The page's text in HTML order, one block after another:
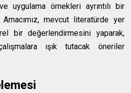
uygulama örnekleri ayrıntılı bir
mevcut literatürde yer
bir değerlendirmesini yaparak,
ışık tutacak öneriler